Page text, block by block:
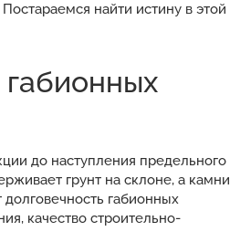
найти истину в этой
до наступления предельного
грунт на склоне, а камни
габионных
качество строительно-